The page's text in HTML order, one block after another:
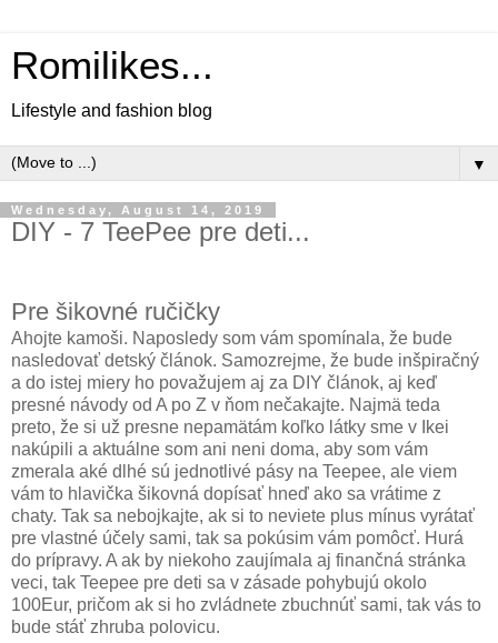
Romilikes...
Lifestyle and fashion blog
▼
Wednesday, August 14, 2019
DIY - 7 TeePee pre deti...
Pre šikovné ručičky
Ahojte kamoši. Naposledy som vám spomínala, že bude
nasledovať detský článok. Samozrejme, že bude inšpiračný
a do istej miery ho považujem aj za DIY článok, aj keď
presné návody od A po Z v ňom nečakajte. Najmä teda
preto, že si už presne nepamätám koľko látky sme v Ikei
nakúpili a aktuálne som ani neni doma, aby som vám
zmerala aké dlhé sú jednotlivé pásy na Teepee, ale viem
vám to hlavička šikovná dopísať hneď ako sa vrátime z
chaty. Tak sa nebojkajte, ak si to neviete plus mínus vyrátať
pre vlastné účely sami, tak sa pokúsim vám pomôcť. Hurá
do prípravy. A ak by niekoho zaujímala aj finančná stránka
veci, tak Teepee pre deti sa v zásade pohybujú okolo
100Eur, pričom ak si ho zvládnete zbuchnúť sami, tak vás to
bude stáť zhruba polovicu.